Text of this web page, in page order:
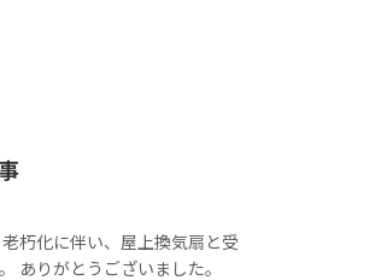
朽化に伴い、屋上換気扇と受
ありがとうございました。